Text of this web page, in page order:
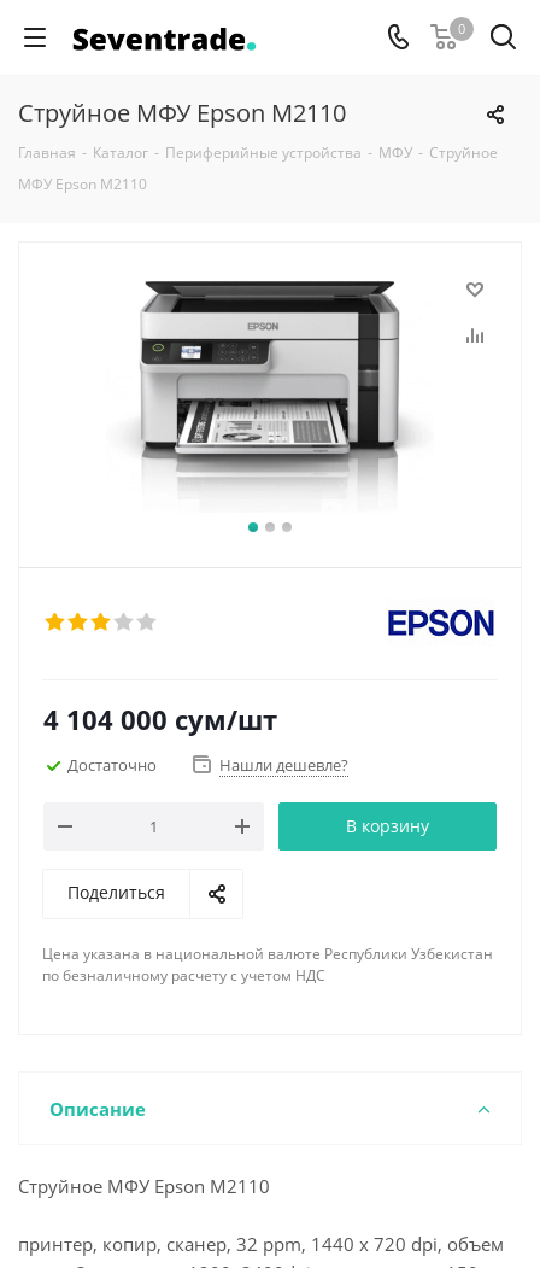
0
Струйное МФУ Epson M2110
Главная - Каталог - Периферийные устройства - МФУ - Струйное
МФУ Epson M2110
4 104 000 сум/шт
Достаточно Нашли дешевле?
В корзину
Поделиться
Цена указана в национальной валюте Республики Узбекистан
по безналичному расчету с учетом НДС
Описание
Струйное МФУ Epson M2110
принтер, копир, сканер, 32 ppm, 1440 x 720 dpi, объем